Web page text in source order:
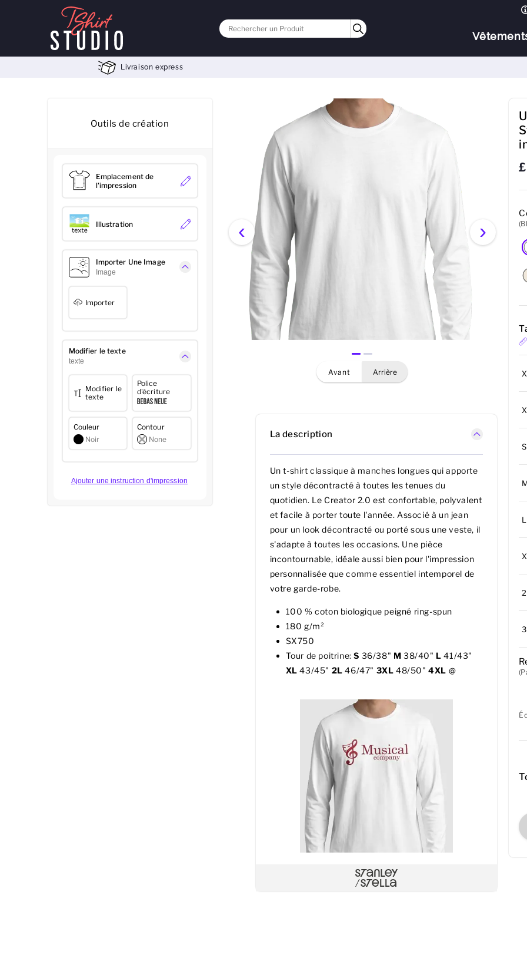
Livraison express
Outils de création
Emplacement de
l'impression
Illustration
Importer Une Image
Image
Importer
Modifier le texte
texte
Modifier le
texte
Police
d'écriture
Couleur
Noir
Contour
None
Ajouter une instruction d'impression
‹ ›
avant arrière
La description
Un t-shirt classique à manches longues qui apporte
un style décontracté à toutes les tenues du
quotidien. Le Creator 2.0 est confortable, polyvalent
et facile à porter toute l'année. Associé à un jean
pour un look décontracté ou porté sous une veste, il
s'adapte à toutes les occasions. Une pièce
incontournable, idéale aussi bien pour l'impression
personnalisée que comme essentiel intemporel de
votre garde-robe.
100 % coton biologique peigné ring-spun
180 g/m²
SX750
Tour de poitrine:S 36/38" M 38/40" L 41/43"
XL 43/45" 2L 46/47" 3XL 48/50"4XL @
S
L